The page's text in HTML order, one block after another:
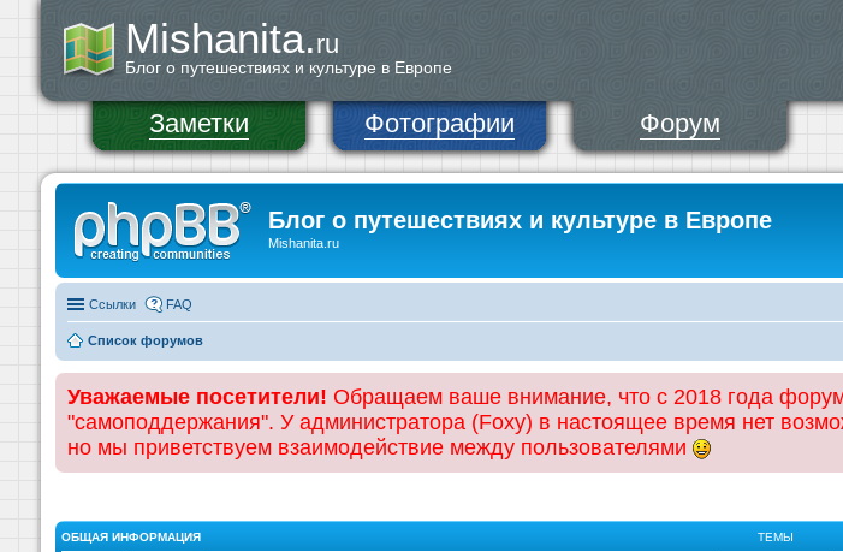
Mishanita.ru
Блог о путешествиях и культуре в Европе
Заметки Фотографии Форум
Блог о путешествиях и культуре в Европе
Mishanita.ru
Ссылки FAQ
Список форумов
Уважаемые посетители! Обращаем ваше внимание, что с 2018 года
"самоподдержания". У администратора (Foxy) в настоящее время нет
но мы приветствуем взаимодействие между пользователями
ОБЩАЯ ИНФОРМАЦИЯ ТЕМЫ